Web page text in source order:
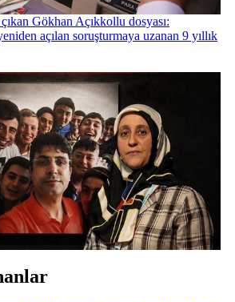
Gökhan Açıkkollu dosyası:
açılan soruşturmaya uzanan 9 yıllık